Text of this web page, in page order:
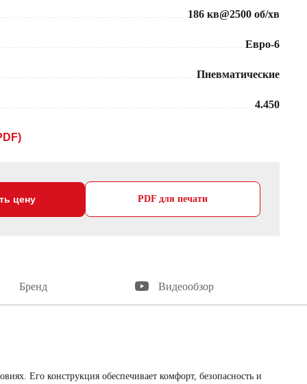
186 кв@2500 об/хв
Евро-6
Пневматические
4.450
цену PDF для печати
Бренд Видеообзор
Его конструкция обеспечивает комфорт, безопасность и